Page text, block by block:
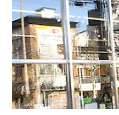
터 3월 31일까지 한샘플래그샵에서 모두
리고 평일에 구매를 하면 평일 깜짝상품
날이 토요일이라 해당은 안되었지만 평일
리는 분들은 정기세일 및 깜짝상품 한번
그샵과 한샘홈에서 모두 이..